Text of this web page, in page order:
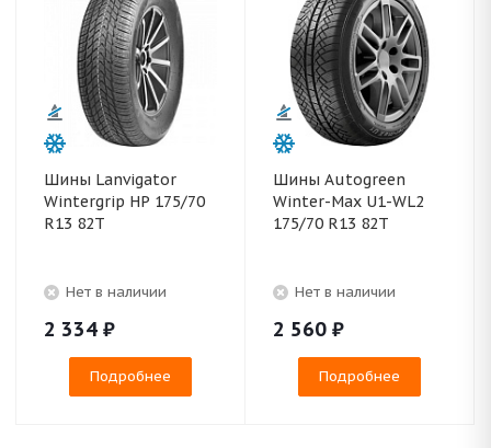
Шины Lanvigator
Wintergrip HP 175/70
R13 82T
Нет в наличии
2 334 ₽
Подробнее
Шины Autogreen
Winter-Max U1-WL2
175/70 R13 82T
Нет в наличии
2 560 ₽
Подробнее